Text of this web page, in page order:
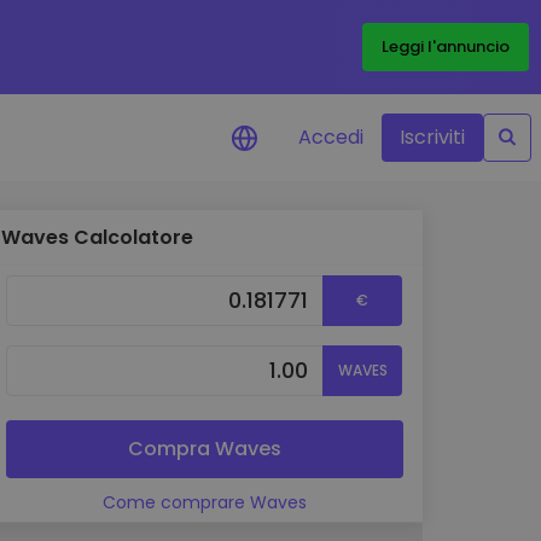
Leggi l'annuncio
dei dati del
utili per performance
Accedi Iscriviti
Waves Calcolatore
€
WAVES
Compra Waves
Come comprare Waves